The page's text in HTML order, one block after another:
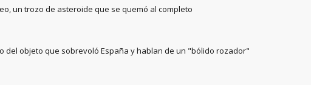
un trozo de asteroide que se quemó al completo
del objeto que sobrevoló España y hablan de un "bólido rozador"